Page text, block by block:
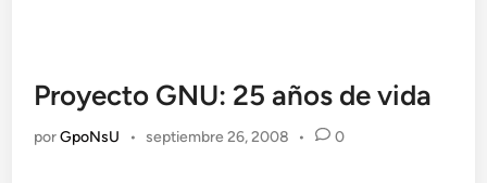
Proyecto GNU: 25 años de vida
porGpoNsU • septiembre 26, 2008 • 0